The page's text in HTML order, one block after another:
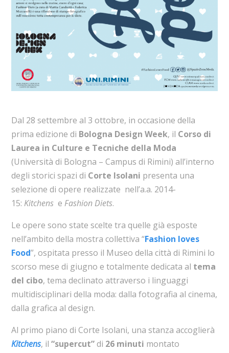
Dal 28 settembre al 3 ottobre, in occasione della
prima edizione di Bologna Design Week, il Corso di
Laurea in Culture e Tecniche della Moda
(Università di Bologna – Campus di Rimini) all’interno
degli storici spazi di Corte Isolani presenta una
selezione di opere realizzate nell’a.a. 2014-
15: Kitchense Fashion Diets.
Le opere sono state scelte tra quelle già esposte
nell’ambito della mostra collettiva “Fashion loves
Food”, ospitata presso il Museo della città di Rimini lo
scorso mese di giugno e totalmente dedicata al tema
del cibo, tema declinato attraverso i linguaggi
multidisciplinari della moda: dalla fotografia al cinema,
dalla grafica al design.
Al primo piano di Corte Isolani, una stanza accoglierà
Kitchens, il “supercut”di 26 minuti montato